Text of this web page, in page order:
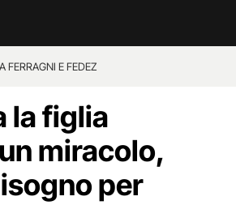
FERRAGNI E FEDEZ
la figlia
miracolo,
per